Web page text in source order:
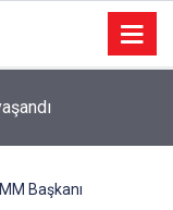
Başkanı